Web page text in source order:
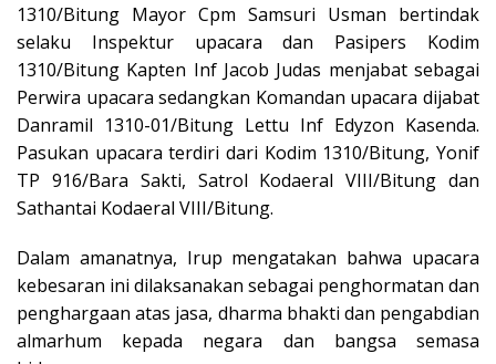
1310/Bitung Mayor Cpm Samsuri Usman bertindak
selaku Inspektur upacara dan Pasipers Kodim
1310/Bitung Kapten Inf Jacob Judas menjabat sebagai
Perwira upacara sedangkan Komandan upacara dijabat
Danramil 1310-01/Bitung Lettu Inf Edyzon Kasenda.
Pasukan upacara terdiri dari Kodim 1310/Bitung, Yonif
TP 916/Bara Sakti, Satrol Kodaeral VIII/Bitung dan
Sathantai Kodaeral VIII/Bitung.
Dalam amanatnya, Irup mengatakan bahwa upacara
kebesaran ini dilaksanakan sebagai penghormatan dan
penghargaan atas jasa, dharma bhakti dan pengabdian
almarhum kepada negara dan bangsa semasa